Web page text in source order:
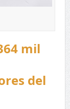
mil
del